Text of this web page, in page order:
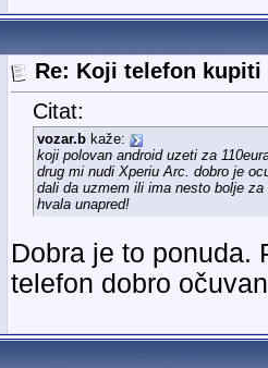
Re: Koji telefon kupiti
Citat:
vozar.bkaže:
koji polovan android uzeti za
drug mi nudi Xperiu Arc. dobro je
dali da uzmem ili ima nesto bolje za
hvala unapred!
Dobra je to ponuda.
telefon dobro